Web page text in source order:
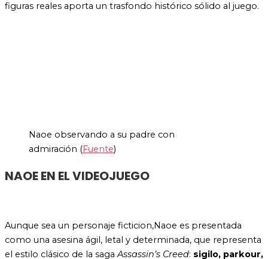
figuras reales aporta un trasfondo histórico sólido al juego.
Naoe observando a su padre con
admiración (Fuente)
NAOE EN EL VIDEOJUEGO
Aunque sea un personaje ficticion,Naoe es presentada
como una asesina ágil, letal y determinada, que representa
el estilo clásico de la sagaAssassin’s Creed: sigilo, parkour,